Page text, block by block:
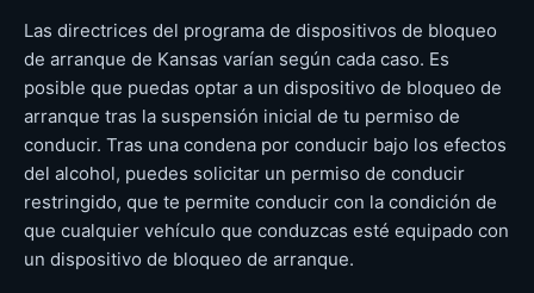
Las directrices del programa de dispositivos de bloqueo
de arranque de Kansas varían según cada caso. Es
posible que puedas optar a un dispositivo de bloqueo de
arranque tras la suspensión inicial de tu permiso de
conducir. Tras una condena por conducir bajo los efectos
del alcohol, puedes solicitar un permiso de conducir
restringido, que te permite conducir con la condición de
que cualquier vehículo que conduzcas esté equipado con
un dispositivo de bloqueo de arranque.